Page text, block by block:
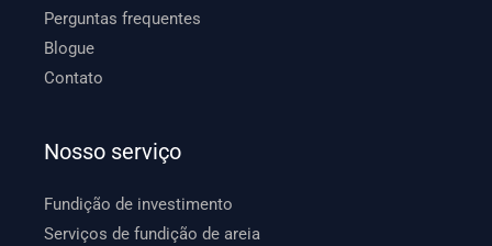
Perguntas frequentes
Blogue
Contato
Nosso serviço
Fundição de investimento
Serviços de fundição de areia